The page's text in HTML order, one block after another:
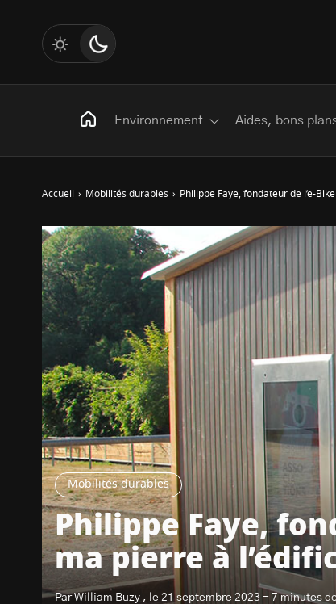
Mobilités durables
Philippe Faye,
ma pierre à
Par William Buzy , le 21 septembre 2023 - 7 minutes
Accueil › Mobilités durables › Philippe Faye, fondateur de l’e-
Environnement Aides, bons
Rechercher
:
Les mots
Transition